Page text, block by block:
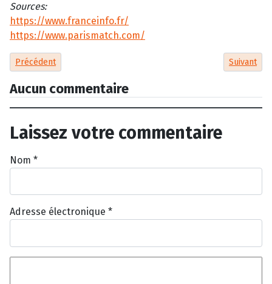
Sources:
https://www.franceinfo.fr/
https://www.parismatch.com/
Article précédent : Nos chiens valent mieux qu’un téléphone volé
Précédent Article
Suivant
Aucun commentaire
Laissez votre commentaire
Nom *
Adresse électronique *